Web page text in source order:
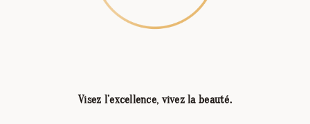
Visez l’excellence, vivez la beauté.